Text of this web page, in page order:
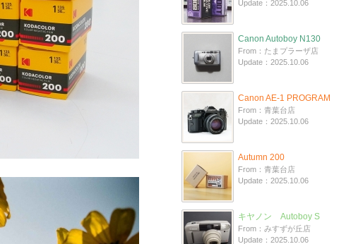
Update：2025.10.06
Canon Autoboy N130
From：たまプラーザ店
Update：2025.10.06
Canon AE-1 PROGRAM
From：青葉台店
Update：2025.10.06
Autumn 200
From：青葉台店
Update：2025.10.06
キヤノン Autoboy S
From：みすずが丘店
Update：2025.10.06